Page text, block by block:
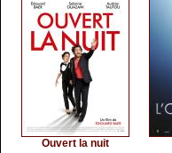
Ouvert la nuit